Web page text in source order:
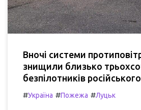
Вночі системи
знищили близько
безпілотників
#Україна #Пожежа #Луцьк